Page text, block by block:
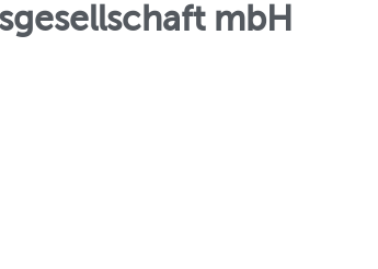
mbH